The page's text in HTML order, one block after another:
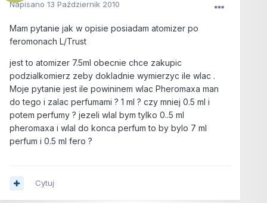
Napisano 13 Październik 2010
Mam pytanie jak w opisie posiadam atomizer po
feromonach L/Trust
jest to atomizer 7.5ml obecnie chce zakupic
podzialkomierz zeby dokladnie wymierzyc ile wlac .
Moje pytanie jest ile powininem wlac Pheromaxa man
do tego i zalac perfumami ? 1 ml ? czy mniej 0.5 ml i
potem perfumy ? jezeli wlal bym tylko 0..5 ml
pheromaxa i wlal do konca perfum to by bylo 7 ml
perfum i 0.5 ml fero ?
Cytuj